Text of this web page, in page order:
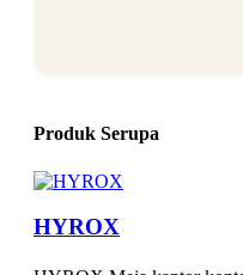
Produk Serupa
HYROX